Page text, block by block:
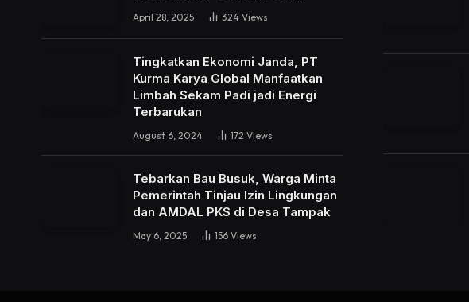
April 28, 2025 324 Views
Tingkatkan Ekonomi Janda, PT
Kurma Karya Global Manfaatkan
Limbah Sekam Padi jadi Energi
Terbarukan
August 6, 2024 172 Views
Tebarkan Bau Busuk, Warga Minta
Pemerintah Tinjau Izin Lingkungan
dan AMDAL PKS di Desa Tampak
May 6, 2025 156 Views